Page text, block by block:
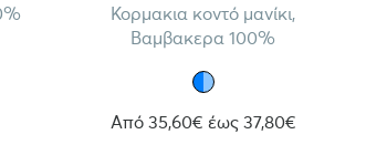
Κορμακια κοντό μανίκι,
Βαμβακερα 100%
Από 35,60€ έως 37,80€